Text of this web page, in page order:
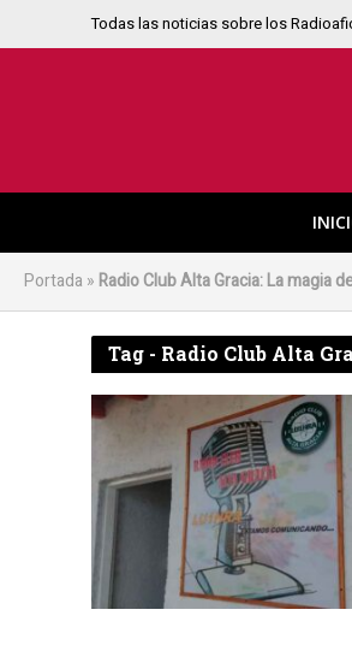
Todas las noticias sobre los
Portada » Radio Club Alta Gracia: La magia
Tag - Radio Club Alta